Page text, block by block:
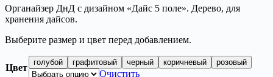
составляла
3
2
Органайзер ДнД с дизайном «Дайс 5 поле». Дерево, для
хранения дайсов.
Выберите размер и цвет перед добавлением.
Цвет
голубой графитовый черный коричневый розовый
Очистить